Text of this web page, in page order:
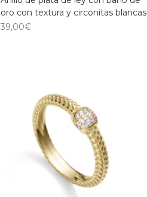
oro con textura y circonitas blancas
39,00€